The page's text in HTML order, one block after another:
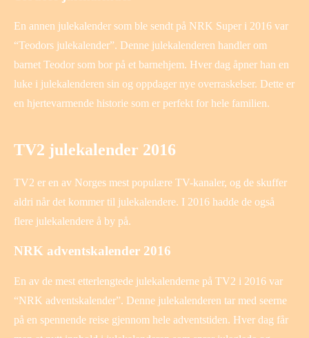
En annen julekalender som ble sendt på NRK Super i 2016 var
“Teodors julekalender”. Denne julekalenderen handler om
barnet Teodor som bor på et barnehjem. Hver dag åpner han en
luke i julekalenderen sin og oppdager nye overraskelser. Dette er
en hjertevarmende historie som er perfekt for hele familien.
TV2 julekalender 2016
TV2 er en av Norges mest populære TV-kanaler, og de skuffer
aldri når det kommer til julekalendere. I 2016 hadde de også
flere julekalendere å by på.
NRK adventskalender 2016
En av de mest etterlengtede julekalenderne på TV2 i 2016 var
“NRK adventskalender”. Denne julekalenderen tar med seerne
på en spennende reise gjennom hele adventstiden. Hver dag får